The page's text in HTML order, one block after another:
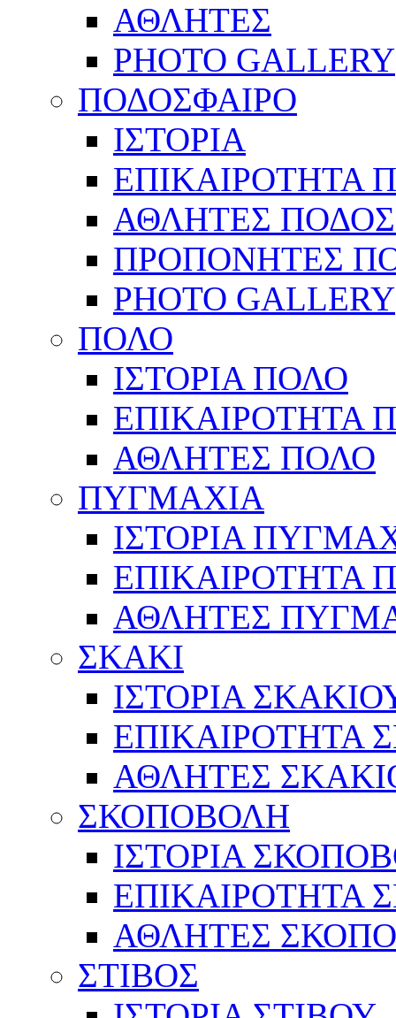
ΑΘΛΗΤΕΣ
PHOTO GALLERY
ΠΟΔΟΣΦΑΙΡΟ
ΙΣΤΟΡΙΑ
ΕΠΙΚΑΙΡΟΤΗΤΑ
ΑΘΛΗΤΕΣ
ΠΡΟΠΟΝΗΤΕΣ
PHOTO GALLERY
ΠΟΛΟ
ΙΣΤΟΡΙΑ ΠΟΛΟ
ΕΠΙΚΑΙΡΟΤΗΤΑ
ΑΘΛΗΤΕΣ ΠΟΛΟ
ΠΥΓΜΑΧΙΑ
ΙΣΤΟΡΙΑ
ΕΠΙΚΑΙΡΟΤΗΤΑ
ΑΘΛΗΤΕΣ
ΣΚΑΚΙ
ΙΣΤΟΡΙΑ
ΕΠΙΚΑΙΡΟΤΗΤΑ
ΑΘΛΗΤΕΣ
ΣΚΟΠΟΒΟΛΗ
ΙΣΤΟΡΙΑ
ΕΠΙΚΑΙΡΟΤΗΤΑ
ΑΘΛΗΤΕΣ
ΣΤΙΒΟΣ